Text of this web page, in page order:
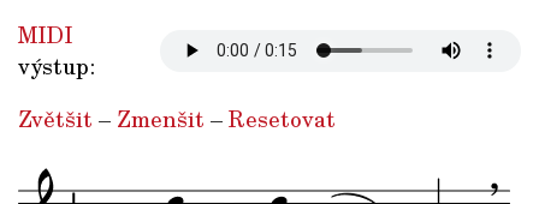
MIDI
výstup:
Zvětšit – Zmenšit –Resetovat